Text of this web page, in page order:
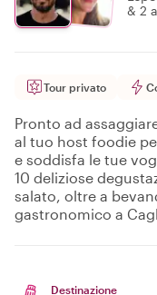
& 2
Tour privato
Pronto ad
al tuo host foodie
e soddisfa le tue
10 deliziose
salato, oltre a
gastronomico a
Destinazione